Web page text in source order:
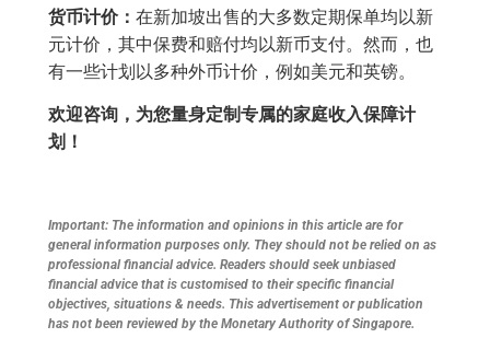
货币计价： 在新加坡出售的大多数定期保单均以新
元计价，其中保费和赔付均以新币支付。然而，也
有一些计划以多种外币计价，例如美元和英镑。
欢迎咨询，为您量身定制专属的家庭收入保障计
划！
Important: The information and opinions in this article are for
general information purposes only. They should not be relied on as
professional financial advice. Readers should seek unbiased
financial advice that is customised to their specific financial
objectives, situations & needs. This advertisement or publication
has not been reviewed by the Monetary Authority of Singapore.